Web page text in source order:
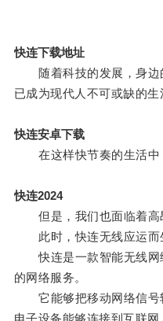
快连下载地址
随着科技的发展，身边
已成为现代人不可或缺的生
快连安卓下载
在这样快节奏的生活中
快连2024
但是，我们也面临着高
此时，快连无线应运而
快连是一款智能无线网
的网络服务。
它能够把移动网络信号